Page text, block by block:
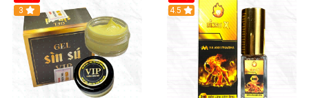
3
4.5